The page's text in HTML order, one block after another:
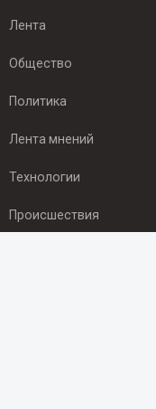
Лента
Общество
Политика
Лента мнений
Технологии
Происшествия